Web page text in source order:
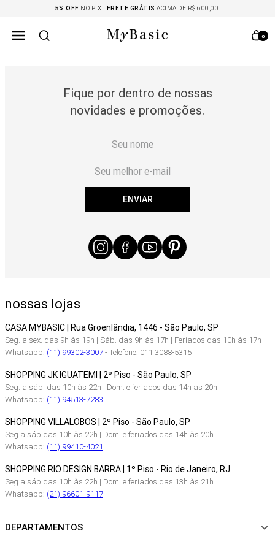
5% OFF NO PIX | FRETE GRÁTIS ACIMA DE R$ 600,00.
0
Fique por dentro de nossas
novidades e promoções.
ENVIAR
nossas lojas
CASA MYBASIC | Rua Groenlândia, 1446 - São Paulo, SP
Seg. a sex. das 9h às 19h | Sáb. das 9h às 17h | Feriados das 10h às 17h
Whatsapp: (11) 99302-3007- Telefone: 011 3088-5315
SHOPPING JK IGUATEMI | 2º Piso - São Paulo, SP
Seg. a sáb. das 10h às 22h | Dom. e feriados das 14h as 20h
Whatsapp: (11) 94513-7283
SHOPPING VILLALOBOS | 2º Piso - São Paulo, SP
Seg a sáb das 10h às 22h | Dom. e feriados das 14h às 20h
Whatsapp: (11) 99410-4021
SHOPPING RIO DESIGN BARRA | 1º Piso - Rio de Janeiro, RJ
Seg a sáb das 10h às 22h | Dom. e feriados das 13h às 21h
Whatsapp: (21) 96601-9117
DEPARTAMENTOS